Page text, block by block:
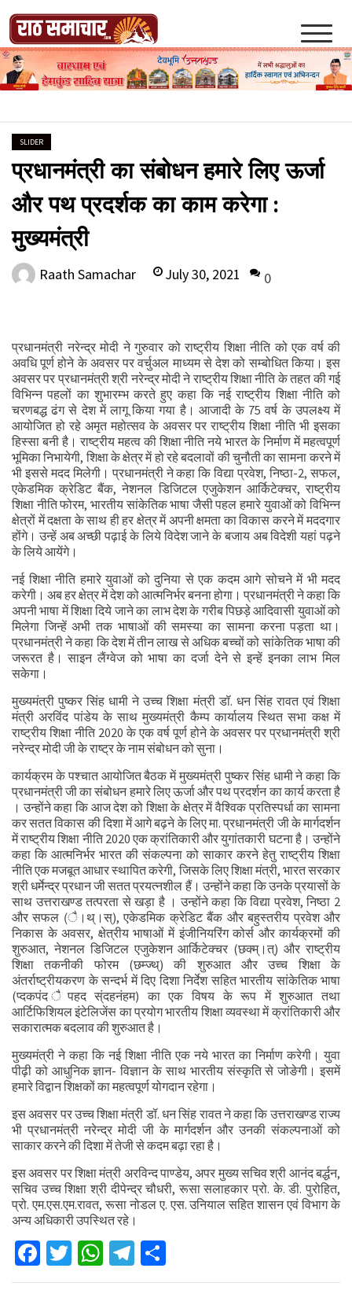
content
Raath Samachar
SLIDER
प्रधानमंत्री का संबोधन हमारे लिए ऊर्जा
और पथ प्रदर्शक का काम करेगा :
मुख्यमंत्री
Raath Samachar July 30, 2021 0
प्रधानमंत्री नरेन्द्र मोदी ने गुरुवार को राष्ट्रीय शिक्षा नीति को एक वर्ष की
अवधि पूर्ण होने के अवसर पर वर्चुअल माध्यम से देश को सम्बोधित किया। इस
अवसर पर प्रधानमंत्री श्री नरेन्द्र मोदी ने राष्ट्रीय शिक्षा नीति के तहत की गई
विभिन्न पहलों का शुभारम्भ करते हुए कहा कि नई राष्ट्रीय शिक्षा नीति को
चरणबद्ध ढंग से देश में लागू किया गया है। आजादी के 75 वर्ष के उपलक्ष्य में
आयोजित हो रहे अमृत महोत्सव के अवसर पर राष्ट्रीय शिक्षा नीति भी इसका
हिस्सा बनी है। राष्ट्रीय महत्व की शिक्षा नीति नये भारत के निर्माण में महत्वपूर्ण
भूमिका निभायेगी, शिक्षा के क्षेत्र में हो रहे बदलावों की चुनौती का सामना करने में
भी इससे मदद मिलेगी। प्रधानमंत्री ने कहा कि विद्या प्रवेश, निष्ठा-2, सफल,
एकेडमिक क्रेडिट बैंक, नेशनल डिजिटल एजुकेशन आर्किटेक्चर, राष्ट्रीय
शिक्षा नीति फोरम, भारतीय सांकेतिक भाषा जैसी पहल हमारे युवाओं को विभिन्न
क्षेत्रों में दक्षता के साथ ही हर क्षेत्र में अपनी क्षमता का विकास करने में मददगार
होंगे। उन्हें अब अच्छी पढ़ाई के लिये विदेश जाने के बजाय अब विदेशी यहां पढ़ने
के लिये आयेंगे।
नई शिक्षा नीति हमारे युवाओं को दुनिया से एक कदम आगे सोचने में भी मदद
करेगी। अब हर क्षेत्र में देश को आत्मनिर्भर बनना होगा। प्रधानमंत्री ने कहा कि
अपनी भाषा में शिक्षा दिये जाने का लाभ देश के गरीब पिछड़े आदिवासी युवाओं को
मिलेगा जिन्हें अभी तक भाषाओं की समस्या का सामना करना पड़ता था।
प्रधानमंत्री ने कहा कि देश में तीन लाख से अधिक बच्चों को सांकेतिक भाषा की
जरूरत है। साइन लैंग्वेज को भाषा का दर्जा देने से इन्हें इनका लाभ मिल
सकेगा।
मुख्यमंत्री पुष्कर सिंह धामी ने उच्च शिक्षा मंत्री डॉ. धन सिंह रावत एवं शिक्षा
मंत्री अरविंद पांडेय के साथ मुख्यमंत्री कैम्प कार्यालय स्थित सभा कक्ष में
राष्ट्रीय शिक्षा नीति 2020 के एक वर्ष पूर्ण होने के अवसर पर प्रधानमंत्री श्री
नरेन्द्र मोदी जी के राष्ट्र के नाम संबोधन को सुना।
कार्यक्रम के पश्चात आयोजित बैठक में मुख्यमंत्री पुष्कर सिंह धामी ने कहा कि
प्रधानमंत्री जी का संबोधन हमारे लिए ऊर्जा और पथ प्रदर्शन का कार्य करता है
। उन्होंने कहा कि आज देश को शिक्षा के क्षेत्र में वैश्विक प्रतिस्पर्धा का सामना
कर सतत विकास की दिशा में आगे बढ़ने के लिए मा. प्रधानमंत्री जी के मार्गदर्शन
में राष्ट्रीय शिक्षा नीति 2020 एक क्रांतिकारी और युगांतकारी घटना है। उन्होंने
कहा कि आत्मनिर्भर भारत की संकल्पना को साकार करने हेतु राष्ट्रीय शिक्षा
नीति एक मजबूत आधार स्थापित करेगी, जिसके लिए शिक्षा मंत्री, भारत सरकार
श्री धर्मेन्द्र प्रधान जी सतत प्रयत्नशील हैं। उन्होंने कहा कि उनके प्रयासों के
साथ उत्तराखण्ड तत्परता से खड़ा है । उन्होंने कहा कि विद्या प्रवेश, निष्ठा 2
और सफल (ै।थ्।स्), एकेडमिक क्रेडिट बैंक और बहुस्तरीय प्रवेश और
निकास के अवसर, क्षेत्रीय भाषाओं में इंजीनियरिंग कोर्स और कार्यक्रमों की
शुरुआत, नेशनल डिजिटल एजुकेशन आर्किटेक्चर (छक्म्।त्) और राष्ट्रीय
शिक्षा तकनीकी फोरम (छम्ज्थ्) की शुरुआत और उच्च शिक्षा के
अंतर्राष्ट्रीयकरण के सन्दर्भ में दिए दिशा निर्देश सहित भारतीय सांकेतिक भाषा
(प्दकपंद ैपहद स्ंदहनंहम) का एक विषय के रूप में शुरुआत तथा
आर्टिफिशियल इंटेलिजेंस का प्रयोग भारतीय शिक्षा व्यवस्था में क्रांतिकारी और
सकारात्मक बदलाव की शुरुआत है।
मुख्यमंत्री ने कहा कि नई शिक्षा नीति एक नये भारत का निर्माण करेगी। युवा
पीढ़ी को आधुनिक ज्ञान- विज्ञान के साथ भारतीय संस्कृति से जोङेगी। इसमें
हमारे विद्वान शिक्षकों का महत्वपूर्ण योगदान रहेगा।
इस अवसर पर उच्च शिक्षा मंत्री डॉ. धन सिंह रावत ने कहा कि उत्तराखण्ड राज्य
भी प्रधानमंत्री नरेन्द्र मोदी जी के मार्गदर्शन और उनकी संकल्पनाओं को
साकार करने की दिशा में तेजी से कदम बढ़ा रहा है।
इस अवसर पर शिक्षा मंत्री अरविन्द पाण्डेय, अपर मुख्य सचिव श्री आनंद बर्द्धन,
सचिव उच्च शिक्षा श्री दीपेन्द्र चौधरी, रूसा सलाहकार प्रो. के. डी. पुरोहित,
प्रो. एम.एस.एम.रावत, रूसा नोडल ए. एस. उनियाल सहित शासन एवं विभाग के
अन्य अधिकारी उपस्थित रहे।
Facebook
Twitter
WhatsApp
Telegram